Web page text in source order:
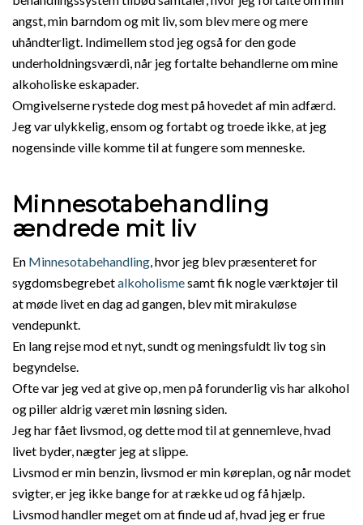
angst, min barndom og mit liv, som blev mere og mere
uhåndterligt. Indimellem stod jeg også for den gode
underholdningsværdi, når jeg fortalte behandlerne om mine
alkoholiske eskapader.
Omgivelserne rystede dog mest på hovedet af min adfærd.
Jeg var ulykkelig, ensom og fortabt og troede ikke, at jeg
nogensinde ville komme til at fungere som menneske.
Minnesotabehandling
ændrede mit liv
En Minnesotabehandling, hvor jeg blev præsenteret for
sygdomsbegrebetalkoholismesamt fik nogle værktøjer til
at møde livet en dag ad gangen, blev mit mirakuløse
vendepunkt.
En lang rejse mod et nyt, sundt og meningsfuldt liv tog sin
begyndelse.
Ofte var jeg ved at give op, men på forunderlig vis har alkohol
og piller aldrig været min løsning siden.
Jeg har fået livsmod, og dette mod til at gennemleve, hvad
livet byder, nægter jeg at slippe.
Livsmod er min benzin, livsmod er min køreplan, og når modet
svigter, er jeg ikke bange for at række ud og få hjælp.
Livsmod handler meget om at finde ud af, hvad jeg er frue